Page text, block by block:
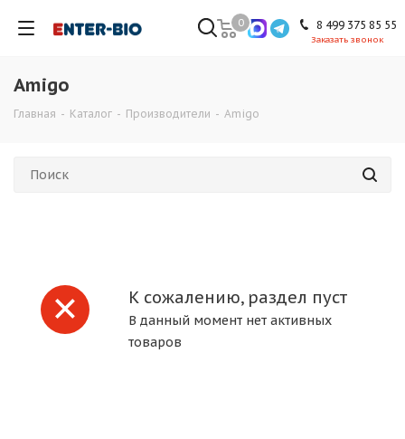
8 499 375 85 55
Заказать звонок
0
Amigo
Главная - Каталог - Производители - Amigo
К сожалению, раздел пуст
В данный момент нет активных
товаров